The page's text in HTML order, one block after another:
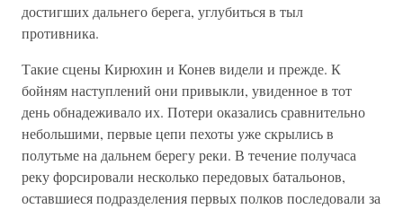
достигших дальнего берега, углубиться в тыл
противника.
Такие сцены Кирюхин и Конев видели и прежде. К
бойням наступлений они привыкли, увиденное в тот
день обнадеживало их. Потери оказались сравнительно
небольшими, первые цепи пехоты уже скрылись в
полутьме на дальнем берегу реки. В течение получаса
реку форсировали несколько передовых батальонов,
оставшиеся подразделения первых полков последовали за